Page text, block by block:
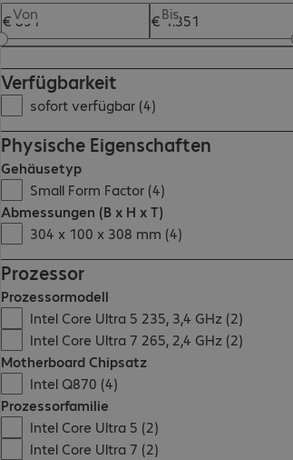
Von Bis
Verfügbarkeit
sofort verfügbar (4)
Physische Eigenschaften
Gehäusetyp
Small Form Factor (4)
Abmessungen (B x H x T)
304 x 100 x 308 mm (4)
Prozessor
Prozessormodell
Intel Core Ultra 5 235, 3,4 GHz (2)
Intel Core Ultra 7 265, 2,4 GHz (2)
Motherboard Chipsatz
Intel Q870 (4)
Prozessorfamilie
Intel Core Ultra 5 (2)
Intel Core Ultra 7 (2)